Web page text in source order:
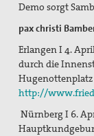
Demo sorgt
pax christi
Erlangen I 4.
durch die
Hugenottenplatz
http://
Nürnberg I 6.